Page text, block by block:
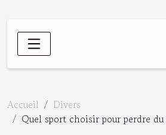
Accueil
Divers
Quel sport choisir pour perdre du